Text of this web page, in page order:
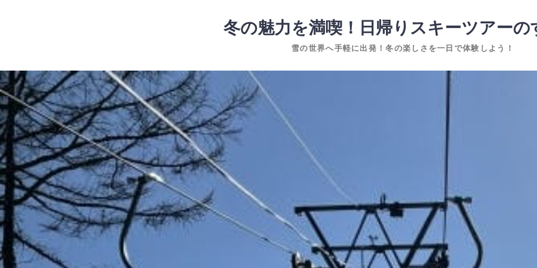
ツ
へ
ス
キ
ッ
プ
冬の魅力を満喫！日帰りスキーツアーの
雪の世界へ手軽に出発！冬の楽しさを一日で体験しよう！
コ
ン
テ
ン
ツ
へ
ス
キ
ッ
プ